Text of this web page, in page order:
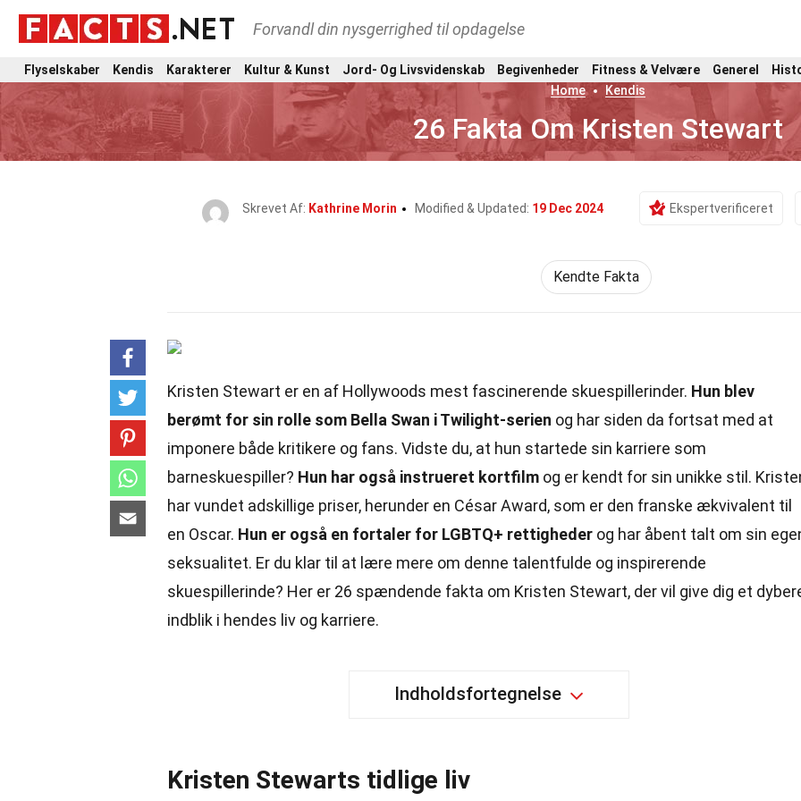
Forvandl din nysgerrighed til opdagelse
Flyselskaber Kendis Karakterer Kultur & Kunst Jord- Og Livsvidenskab Begivenheder Fitness & Velvære Generel
Home
Kendis
26 Fakta Om Kristen Stewart
Skrevet Af: Kathrine Morin Modified & Updated: 19 Dec 2024 Ekspertverificeret
Kendte Fakta
Kristen Stewart er en af Hollywoods mest fascinerende skuespillerinder. Hun blev
berømt for sin rolle som Bella Swan i Twilight-serien og har siden da fortsat med at
imponere både kritikere og fans. Vidste du, at hun startede sin karriere som
barneskuespiller? Hun har også instrueret kortfilm og er kendt for sin unikke stil.
har vundet adskillige priser, herunder en César Award, som er den franske ækvivalent til
en Oscar. Hun er også en fortaler for LGBTQ+ rettigheder og har åbent talt om sin
seksualitet. Er du klar til at lære mere om denne talentfulde og inspirerende
skuespillerinde? Her er 26 spændende fakta om Kristen Stewart, der vil give dig et
indblik i hendes liv og karriere.
Indholdsfortegnelse
Kristen Stewarts tidlige liv